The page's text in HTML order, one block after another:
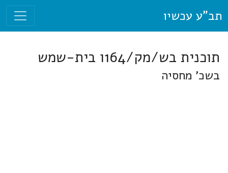
תב"ע עכשיו
תוכנית בש/מק/164ו בית-שמש
בשכ' מחסיה